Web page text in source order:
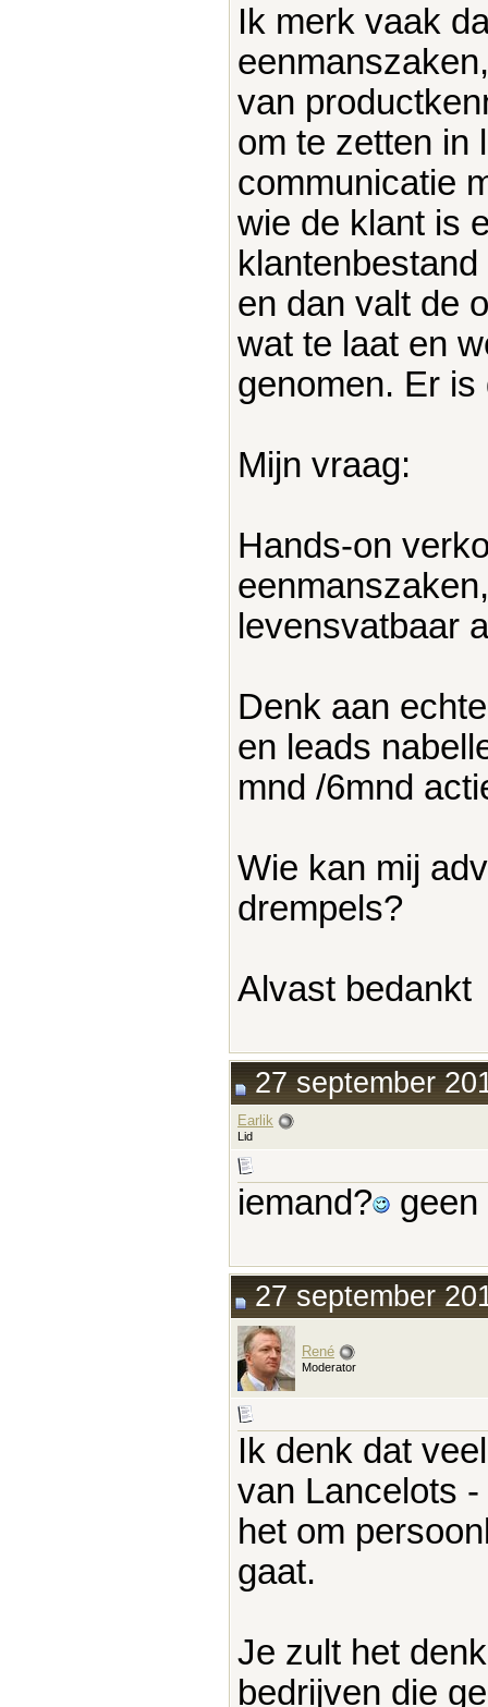
Ik merk vaak
van
om te zetten in
communicatie
wie de klant is
en dan valt de
wat te laat en
genomen. Er
Mijn vraag:
Hands-on
levensvatbaar
Denk aan
en leads
mnd /6mnd
Wie kan mij
drempels?
Alvast bedankt
27 september
Earlik
Lid
iemand?
27 september
René
Moderator
Ik denk dat
van Lancelots
het om
gaat.
Je zult het
bedrijven die